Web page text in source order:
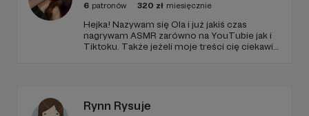
6 patronów 320 zł miesięcznie
Hejka! Nazywam się Ola i już jakiś czas
nagrywam ASMR zarówno na YouTubie jak i
Tiktoku. Także jeżeli moje treści cię ciekawią
Rynn Rysuje